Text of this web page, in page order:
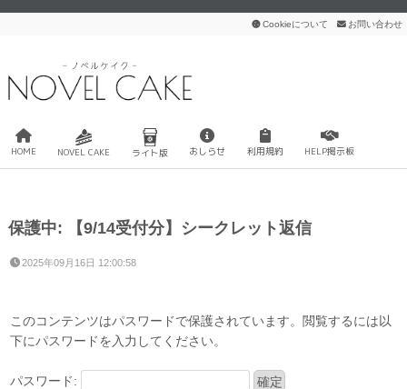
Cookieについて お問い合わせ
HOME NOVEL CAKE ライト版 おしらせ 利用規約 HELP掲示板
保護中: 【9/14受付分】シークレット返信
2025年09月16日 12:00:58
このコンテンツはパスワードで保護されています。閲覧するには以
下にパスワードを入力してください。
パスワード: